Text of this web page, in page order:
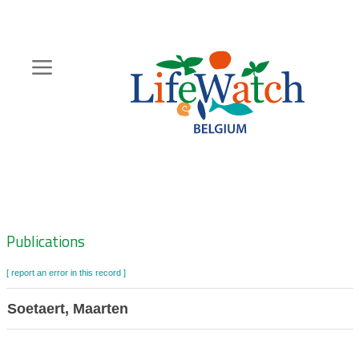
content
Zoeknavigatie
Publications
[ report an error in this record ]
Soetaert, Maarten